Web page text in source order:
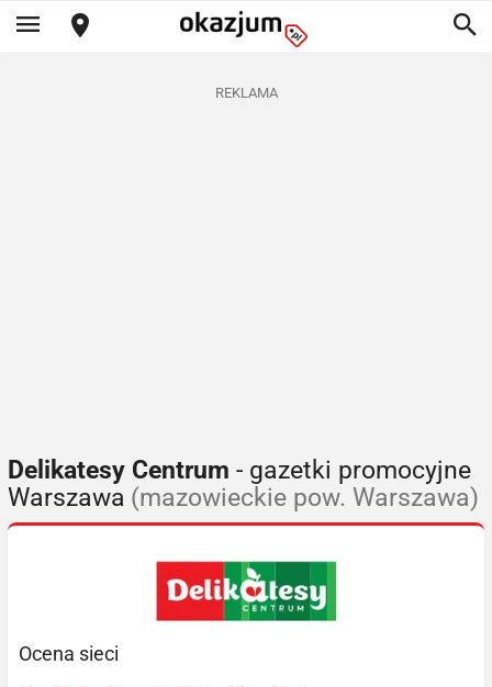
REKLAMA
Delikatesy Centrum - gazetki promocyjne
Warszawa (mazowieckie pow. Warszawa)
Ocena sieci